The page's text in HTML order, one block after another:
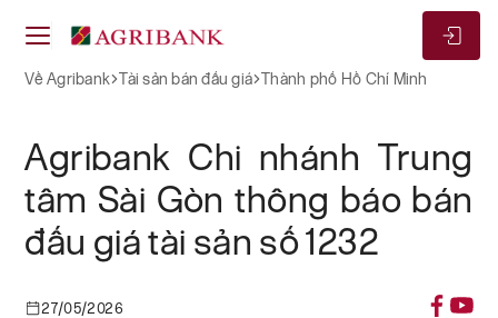
Về Agribank Tài sản bán đấu giá Thành phố Hồ Chí Minh
Agribank Chi nhánh Trung
tâm Sài Gòn thông báo bán
đấu giá tài sản số 1232
27/05/2026